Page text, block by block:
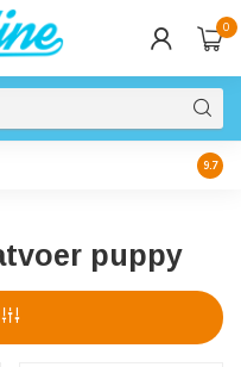
0
9.7
puppy